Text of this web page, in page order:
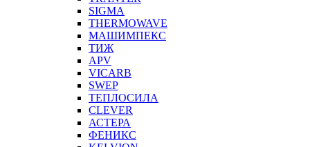
SIGMA
THERMOWAVE
МАШИМПЕКС
ТИЖ
APV
VICARB
SWEP
ТЕПЛОСИЛА
CLEVER
АСТЕРА
ФЕНИКС